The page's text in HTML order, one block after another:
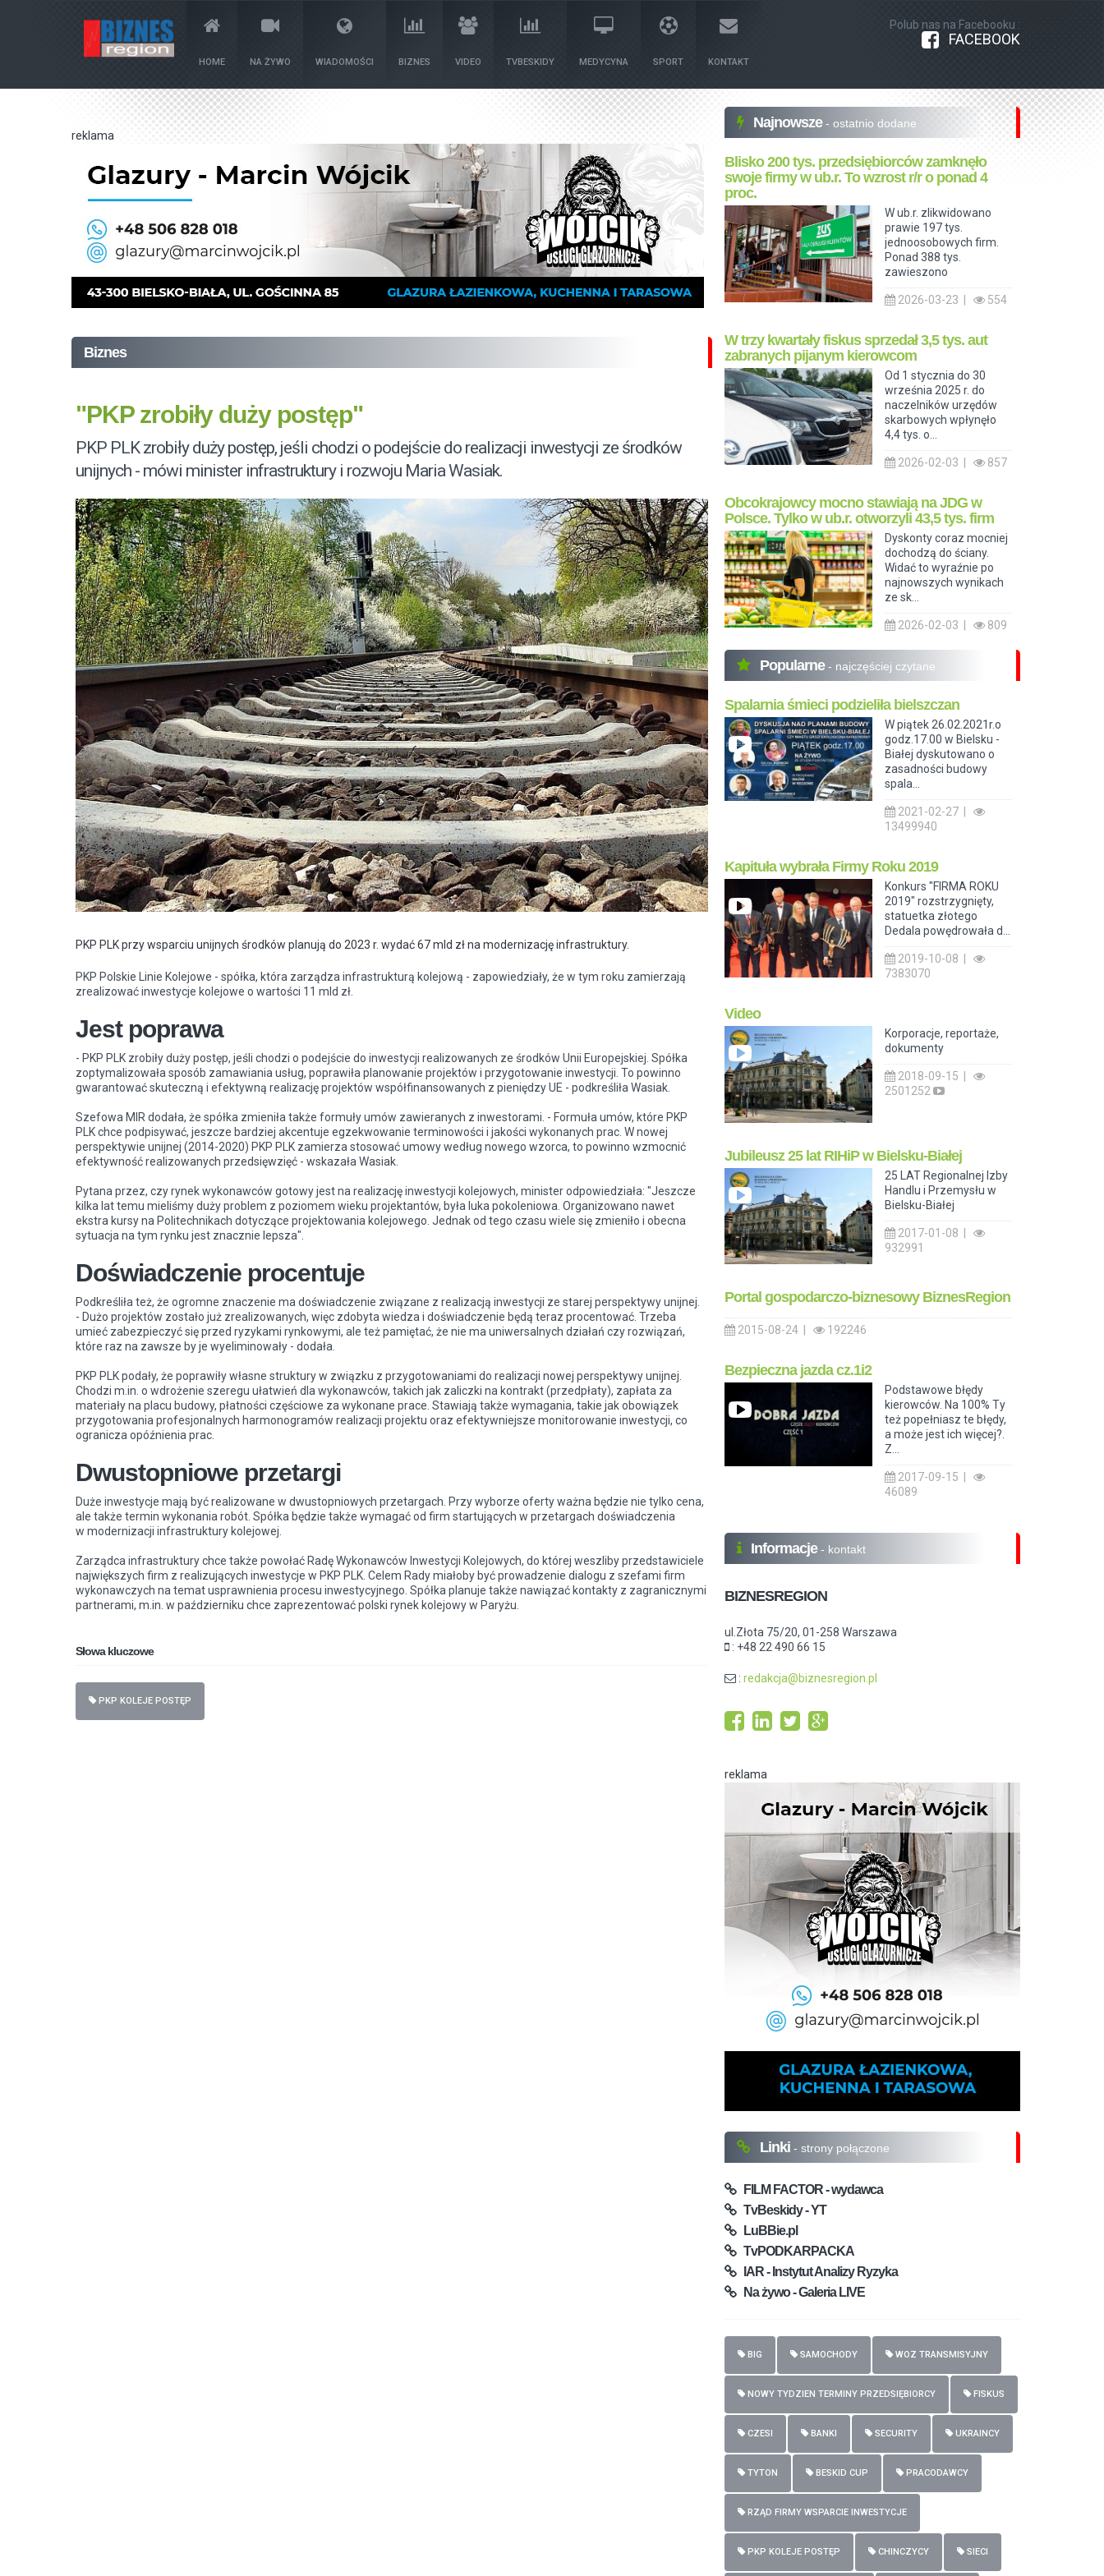
HOME NA ŻYWO WIADOMOŚCI BIZNES VIDEO TVBESKIDY MEDYCYNA SPORT KONTAKT
Polub nas na Facebooku :
FACEBOOK
reklama
Biznes
"PKP zrobiły duży postęp"
PKP PLK zrobiły duży postęp, jeśli chodzi o podejście do realizacji inwestycji ze środków
unijnych - mówi minister infrastruktury i rozwoju Maria Wasiak.
PKP PLK przy wsparciu unijnych środków planują do 2023 r. wydać 67 mld zł na modernizację infrastruktury.
PKP Polskie Linie Kolejowe - spółka, która zarządza infrastrukturą kolejową - zapowiedziały, że w tym roku zamierzają
zrealizować inwestycje kolejowe o wartości 11 mld zł.
Jest poprawa
- PKP PLK zrobiły duży postęp, jeśli chodzi o podejście do inwestycji realizowanych ze środków Unii Europejskiej. Spółka
zoptymalizowała sposób zamawiania usług, poprawiła planowanie projektów i przygotowanie inwestycji. To powinno
gwarantować skuteczną i efektywną realizację projektów współfinansowanych z pieniędzy UE - podkreśliła Wasiak.
Szefowa MIR dodała, że spółka zmieniła także formuły umów zawieranych z inwestorami. - Formuła umów, które PKP
PLK chce podpisywać, jeszcze bardziej akcentuje egzekwowanie terminowości i jakości wykonanych prac. W nowej
perspektywie unijnej (2014-2020) PKP PLK zamierza stosować umowy według nowego wzorca, to powinno wzmocnić
efektywność realizowanych przedsięwzięć - wskazała Wasiak.
Pytana przez, czy rynek wykonawców gotowy jest na realizację inwestycji kolejowych, minister odpowiedziała: "Jeszcze
kilka lat temu mieliśmy duży problem z poziomem wieku projektantów, była luka pokoleniowa. Organizowano nawet
ekstra kursy na Politechnikach dotyczące projektowania kolejowego. Jednak od tego czasu wiele się zmieniło i obecna
sytuacja na tym rynku jest znacznie lepsza".
Doświadczenie procentuje
Podkreśliła też, że ogromne znaczenie ma doświadczenie związane z realizacją inwestycji ze starej perspektywy unijnej.
- Dużo projektów zostało już zrealizowanych, więc zdobyta wiedza i doświadczenie będą teraz procentować. Trzeba
umieć zabezpieczyć się przed ryzykami rynkowymi, ale też pamiętać, że nie ma uniwersalnych działań czy rozwiązań,
które raz na zawsze by je wyeliminowały - dodała.
PKP PLK podały, że poprawiły własne struktury w związku z przygotowaniami do realizacji nowej perspektywy unijnej.
Chodzi m.in. o wdrożenie szeregu ułatwień dla wykonawców, takich jak zaliczki na kontrakt (przedpłaty), zapłata za
materiały na placu budowy, płatności częściowe za wykonane prace. Stawiają także wymagania, takie jak obowiązek
przygotowania profesjonalnych harmonogramów realizacji projektu oraz efektywniejsze monitorowanie inwestycji, co
ogranicza opóźnienia prac.
Dwustopniowe przetargi
Duże inwestycje mają być realizowane w dwustopniowych przetargach. Przy wyborze oferty ważna będzie nie tylko cena,
ale także termin wykonania robót. Spółka będzie także wymagać od firm startujących w przetargach doświadczenia
w modernizacji infrastruktury kolejowej.
Zarządca infrastruktury chce także powołać Radę Wykonawców Inwestycji Kolejowych, do której weszliby przedstawiciele
największych firm z realizujących inwestycje w PKP PLK. Celem Rady miałoby być prowadzenie dialogu z szefami firm
wykonawczych na temat usprawnienia procesu inwestycyjnego. Spółka planuje także nawiązać kontakty z zagranicznymi
partnerami, m.in. w październiku chce zaprezentować polski rynek kolejowy w Paryżu.
Słowa kluczowe
PKP KOLEJE POSTĘP
Najnowsze - ostatnio dodane
Blisko 200 tys. przedsiębiorców zamknęło
swoje firmy w ub.r. To wzrost r/r o ponad 4
proc.
W ub.r. zlikwidowano
prawie 197 tys.
jednoosobowych firm.
Ponad 388 tys.
zawieszono
2026-03-23 | 554
W trzy kwartały fiskus sprzedał 3,5 tys. aut
zabranych pijanym kierowcom
Od 1 stycznia do 30
września 2025 r. do
naczelników urzędów
skarbowych wpłynęło
4,4 tys. o...
2026-02-03 | 857
Obcokrajowcy mocno stawiają na JDG w
Polsce. Tylko w ub.r. otworzyli 43,5 tys. firm
Dyskonty coraz mocniej
dochodzą do ściany.
Widać to wyraźnie po
najnowszych wynikach
ze sk...
2026-02-03 | 809
Popularne - najczęściej czytane
Spalarnia śmieci podzieliła bielszczan
W piątek 26.02.2021r.o
godz.17.00 w Bielsku -
Białej dyskutowano o
zasadności budowy
spala...
2021-02-27 |
13499940
Kapituła wybrała Firmy Roku 2019
Konkurs "FIRMA ROKU
2019" rozstrzygnięty,
statuetka złotego
Dedala powędrowała d...
2019-10-08 |
7383070
Video
Korporacje, reportaże,
dokumenty
2018-09-15 |
2501252
Jubileusz 25 lat RIHiP w Bielsku-Białej
25 LAT Regionalnej Izby
Handlu i Przemysłu w
Bielsku-Białej
2017-01-08 |
932991
Portal gospodarczo-biznesowy BiznesRegion
2015-08-24 | 192246
Bezpieczna jazda cz.1i2
Podstawowe błędy
kierowców. Na 100% Ty
też popełniasz te błędy,
a może jest ich więcej?.
Z...
2017-09-15 |
46089
Informacje - kontakt
BIZNESREGION
ul.Złota 75/20, 01-258 Warszawa
: +48 22 490 66 15
: redakcja@biznesregion.pl
reklama
Linki - strony połączone
FILM FACTOR - wydawca
TvBeskidy - YT
LuBBie.pl
TvPODKARPACKA
IAR - Instytut Analizy Ryzyka
Na żywo - Galeria LIVE
BIG SAMOCHODY WOZ TRANSMISYJNY
NOWY TYDZIEN TERMINY PRZEDSIĘBIORCY FISKUS
CZESI BANKI SECURITY UKRAINCY
TYTON BESKID CUP PRACODAWCY
RZĄD FIRMY WSPARCIE INWESTYCJE
PKP KOLEJE POSTĘP CHINCZYCY SIECI